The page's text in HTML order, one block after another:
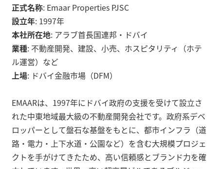
正式名称: Emaar Properties PJSC
設立年: 1997年
本社所在地: アラブ首長国連邦・ドバイ
業種: 不動産開発、建設、小売、ホスピタリティ（ホテ
ル運営）など
上場: ドバイ金融市場（DFM）
EMAARは、1997年にドバイ政府の支援を受けて設立さ
れた中東地域最大級の不動産開発会社です。政府系デベ
ロッパーとして盤石な基盤をもとに、都市インフラ（道
路・電力・上下水道・公園など）を含む大規模プロジェ
クトを手がけてきたため、高い信頼感とブランド力を確